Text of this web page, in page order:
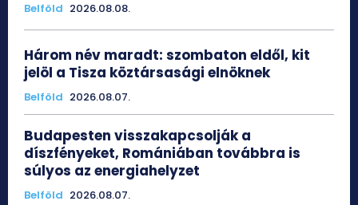
Belföld 2026.08.08.
Három név maradt: szombaton eldől, kit
jelöl a Tisza köztársasági elnöknek
Belföld 2026.08.07.
Budapesten visszakapcsolják a
díszfényeket, Romániában továbbra is
súlyos az energiahelyzet
Belföld 2026.08.07.